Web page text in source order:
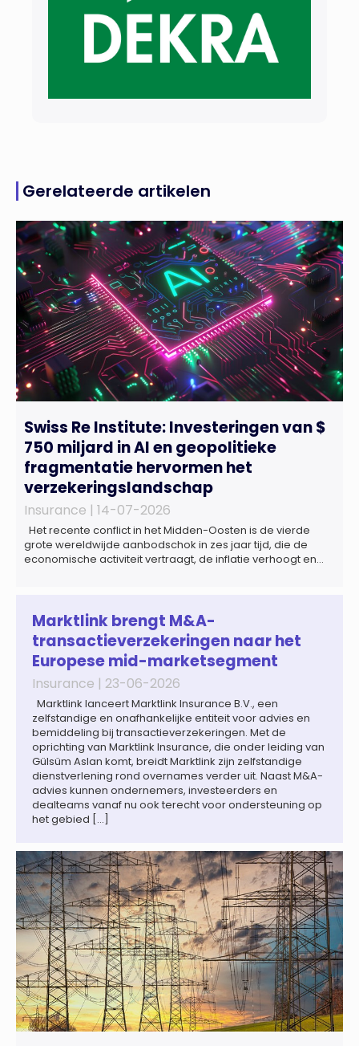
Gerelateerde artikelen
Swiss Re Institute: Investeringen van $
750 miljard in AI en geopolitieke
fragmentatie hervormen het
verzekeringslandschap
Insurance | 14-07-2026
Het recente conflict in het Midden-Oosten is de vierde
grote wereldwijde aanbodschok in zes jaar tijd, die de
economische activiteit vertraagt, de inflatie verhoogt en
wereldwijd naar verwachting afnemen tot 1,3% in reële
termen in […]
Marktlink brengt M&A-
transactieverzekeringen naar het
Europese mid-marketsegment
Insurance | 23-06-2026
Marktlink lanceert Marktlink Insurance B.V., een
zelfstandige en onafhankelijke entiteit voor advies en
bemiddeling bij transactieverzekeringen. Met de
oprichting van Marktlink Insurance, die onder leiding van
Gülsüm Aslan komt, breidt Marktlink zijn zelfstandige
dienstverlening rond overnames verder uit. Naast M&A-
advies kunnen ondernemers, investeerders en
dealteams vanaf nu ook terecht voor ondersteuning op
het gebied […]